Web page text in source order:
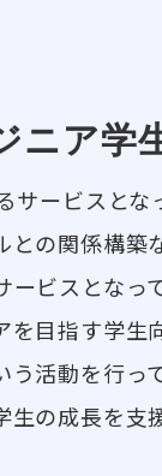
ニア学
ービスとな
の関係構築
ビスとなっ
目指す学生
う活動を行っ
の成長を支